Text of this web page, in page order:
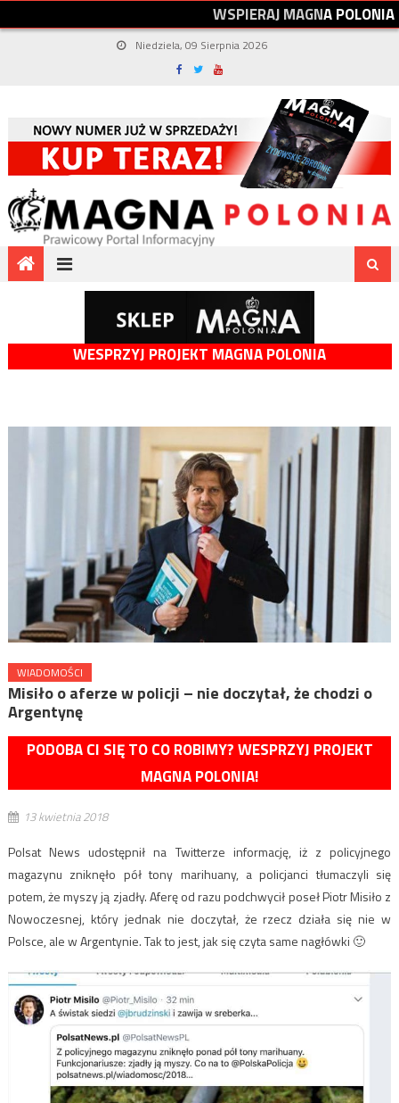
WSPIERAJMAGNAPOLONIA
Niedziela, 09 Sierpnia 2026
WESPRZYJ PROJEKT MAGNA POLONIA
WIADOMOŚCI
Misiło o aferze w policji – nie doczytał, że chodzi o
Argentynę
PODOBA CI SIĘ TO CO ROBIMY? WESPRZYJ PROJEKT
MAGNA POLONIA!
13 kwietnia 2018
Polsat News udostępnił na Twitterze informację, iż z policyjnego
magazynu zniknęło pół tony marihuany, a policjanci tłumaczyli się
potem, że myszy ją zjadły. Aferę od razu podchwycił poseł Piotr Misiło z
Nowoczesnej, który jednak nie doczytał, że rzecz działa się nie w
Polsce, ale w Argentynie. Tak to jest, jak się czyta same nagłówki 🙂